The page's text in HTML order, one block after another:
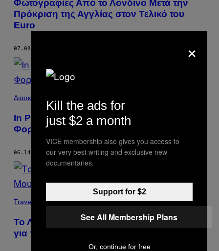
Φωτογραφίες Από το Λονδίνο Μετά την
Πρόκριση της Αγγλίας στον Τελικό του
Euro
07.08.21
Διασκέδαση
In Photos: Η Αγγλία Κέρδισε για Πρώτη
Φορά σε Πρεμιέρα Euro
06.14.21 ΚΕΊΜΕΝΟJAKE LEWIS
Travel
Το Λονδίνο Ζει στον Ρυθμό του Μουντιάλ
για την Εθνική Αγγλίας ❤
×
Kill the ads for
just $2 a month
VICE membership also gives you access to
our very best writing and exclusive new
documentaries.
Support for $2
See All Membership Plans
Or, continue for free